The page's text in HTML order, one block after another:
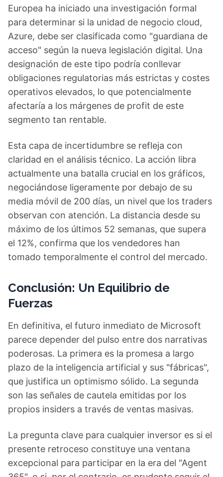
Europea ha iniciado una investigación formal
para determinar si la unidad de negocio cloud,
Azure, debe ser clasificada como "guardiana de
acceso" según la nueva legislación digital. Una
designación de este tipo podría conllevar
obligaciones regulatorias más estrictas y costes
operativos elevados, lo que potencialmente
afectaría a los márgenes de profit de este
segmento tan rentable.
Esta capa de incertidumbre se refleja con
claridad en el análisis técnico. La acción libra
actualmente una batalla crucial en los gráficos,
negociándose ligeramente por debajo de su
media móvil de 200 días, un nivel que los traders
observan con atención. La distancia desde su
máximo de los últimos 52 semanas, que supera
el 12%, confirma que los vendedores han
tomado temporalmente el control del mercado.
Conclusión: Un Equilibrio de
Fuerzas
En definitiva, el futuro inmediato de Microsoft
parece depender del pulso entre dos narrativas
poderosas. La primera es la promesa a largo
plazo de la inteligencia artificial y sus "fábricas",
que justifica un optimismo sólido. La segunda
son las señales de cautela emitidas por los
propios insiders a través de ventas masivas.
La pregunta clave para cualquier inversor es si el
presente retroceso constituye una ventana
excepcional para participar en la era del "Agent